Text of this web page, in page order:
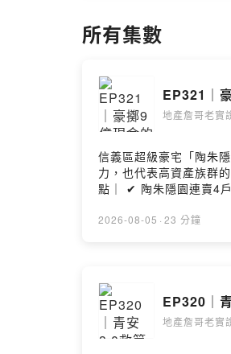
所有集數
EP321｜
地產詹哥老實
信義區超級豪宅「陶朱
力，也代表高資產族群的
點｜ ✔ 陶朱隱園連賣4
主代表服務部董事 黃舒衛 ⭐請詹哥喝咖啡 https://lurl.cc/C1ViQg ⭐來FB找我 https://reurl.cc/bDV7vl ⭐五星評論+訂閱 https://bit.ly/34ylgpi
2026-08-05 · 23 分鐘
EP320｜
地產詹哥老實